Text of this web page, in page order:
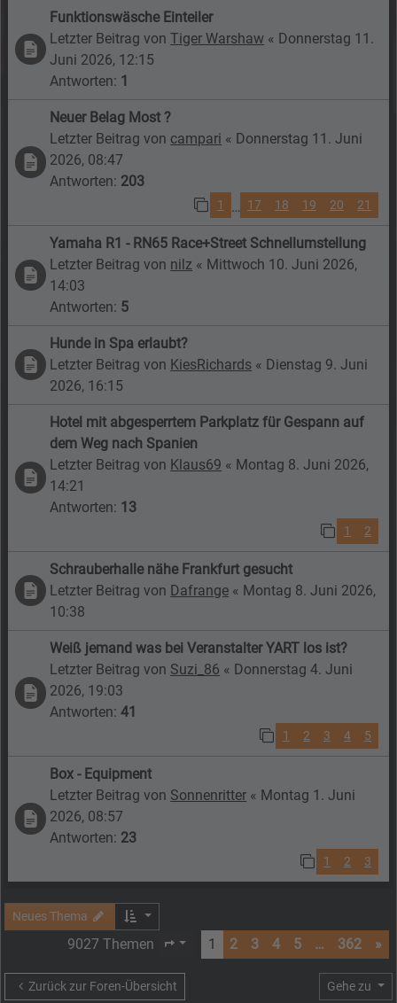
Funktionswäsche Einteiler
Letzter Beitrag vonTiger Warshaw « Donnerstag 11.
Juni 2026, 12:15
Antworten: 1
Neuer Belag Most ?
Letzter Beitrag von campari « Donnerstag 11. Juni
2026, 08:47
Antworten: 203
1 … 17 18 19 20 21
Yamaha R1 - RN65 Race+Street Schnellumstellung
Letzter Beitrag von nilz « Mittwoch 10. Juni 2026,
14:03
Antworten: 5
Hunde in Spa erlaubt?
Letzter Beitrag von KiesRichards « Dienstag 9. Juni
2026, 16:15
Hotel mit abgesperrtem Parkplatz für Gespann auf
dem Weg nach Spanien
Letzter Beitrag von Klaus69 « Montag 8. Juni 2026,
14:21
Antworten: 13
1 2
Schrauberhalle nähe Frankfurt gesucht
Letzter Beitrag von Dafrange « Montag 8. Juni 2026,
10:38
Weiß jemand was bei Veranstalter YART los ist?
Letzter Beitrag von Suzi_86 « Donnerstag 4. Juni
2026, 19:03
Antworten:41
1 2 3 4 5
Box - Equipment
Letzter Beitrag von Sonnenritter « Montag 1. Juni
2026, 08:57
Antworten: 23
1 2 3
Neues Thema
9027 Themen Seite von362
1 2 3 4 5 … 362 »
Zurück zur Foren-Übersicht Gehe zu